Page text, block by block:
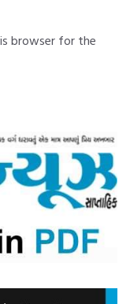
browser for the